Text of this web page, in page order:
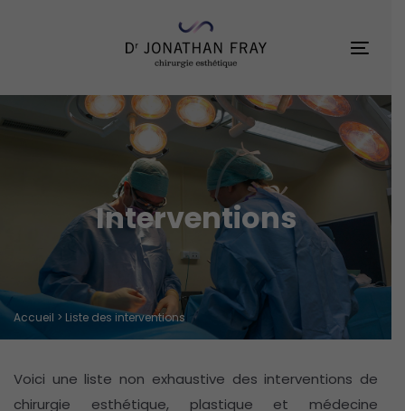
Interventions
Accueil > Liste des interventions
Voici une liste non exhaustive des interventions de
chirurgie esthétique, plastique et médecine